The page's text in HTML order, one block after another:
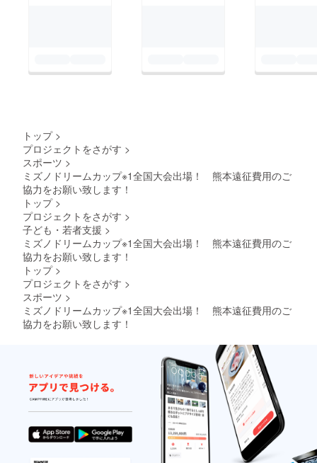
トップ >
プロジェクトをさがす >
スポーツ >
ミズノドリームカップ※1全国大会出場！ 熊本遠征費用のご
協力をお願い致します！
トップ >
プロジェクトをさがす >
子ども・若者支援 >
ミズノドリームカップ※1全国大会出場！ 熊本遠征費用のご
協力をお願い致します！
トップ >
プロジェクトをさがす >
スポーツ >
ミズノドリームカップ※1全国大会出場！ 熊本遠征費用のご
協力をお願い致します！